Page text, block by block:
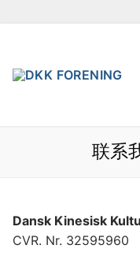
indhold
联系
Dansk Kinesisk
CVR. Nr. 32595960